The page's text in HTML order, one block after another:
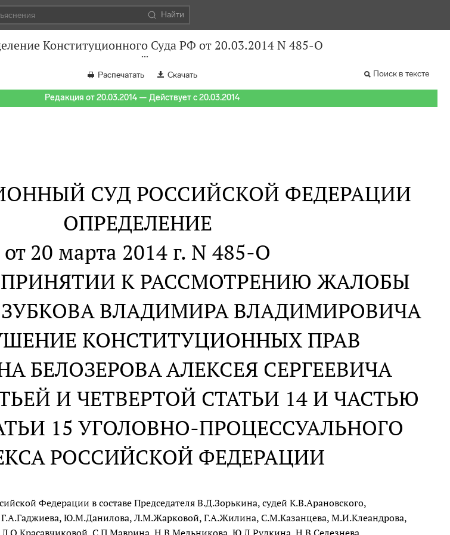
Найти
Конституционного Суда РФ от 20.03.2014 N 485-О
Распечатать Скачать Поиск в тексте
Редакция от 20.03.2014 — Действует с 20.03.2014
СУД РОССИЙСКОЙ ФЕДЕРАЦИИ
ОПРЕДЕЛЕНИЕ
от 20 марта 2014 г. N 485-О
ПРИНЯТИИ К РАССМОТРЕНИЮ ЖАЛОБЫ
ВЛАДИМИРА ВЛАДИМИРОВИЧА
КОНСТИТУЦИОННЫХ ПРАВ
БЕЛОЗЕРОВА АЛЕКСЕЯ СЕРГЕЕВИЧА
И ЧЕТВЕРТОЙ СТАТЬИ 14 И ЧАСТЬЮ
15 УГОЛОВНО-ПРОЦЕССУАЛЬНОГО
РОССИЙСКОЙ ФЕДЕРАЦИИ
Федерации в составе Председателя В.Д.Зорькина, судей К.В.Арановского,
Ю.М.Данилова, Л.М.Жарковой, Г.А.Жилина, С.М.Казанцева, М.И.Клеандрова,
С.П.Маврина, Н.В.Мельникова, Ю.Д.Рудкина, Н.В.Селезнева,